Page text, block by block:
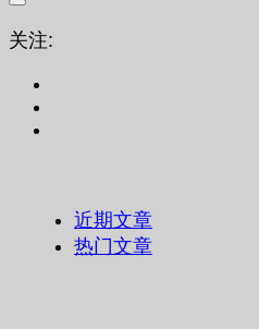
关注:
近期文章
热门文章